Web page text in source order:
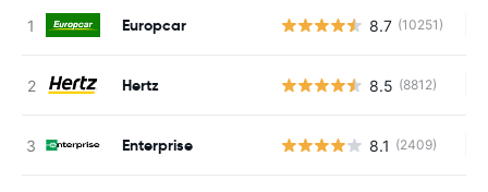
Europcar 8.7 (10251)
Hertz 8.5 (8812)
Enterprise 8.1 (2409)